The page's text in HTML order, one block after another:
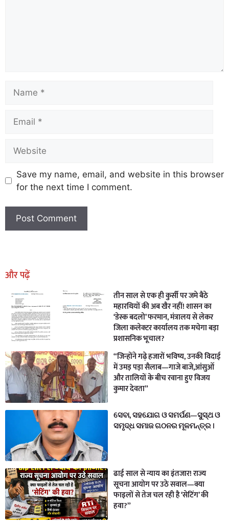
Save my name, email, and website in this browser
for the next time I comment.
और पढ़ें
तीन साल से एक ही कुर्सी पर जमे बैठे
महारथियों की अब खैर नहीं! शासन का
‘डेस्क बदलो’ फरमान, मंत्रालय से लेकर
जिला कलेक्टर कार्यालय तक मचेगा बड़ा
प्रशासनिक भूचाल?
“जिन्होंने गढ़े हजारों भविष्य, उनकी विदाई
में उमड़ पड़ा सैलाब—गाजे बाजे,आंसुओं
और तालियों के बीच रवाना हुए विजय
कुमार देवता”
ସେବା, ସହଯୋଗ ଓ ସମର୍ପଣ—ସୁସ୍ଥ ଓ
ସମୃଦ୍ଧ ସମାଜ ଗଠନର ମୂଳମନ୍ତ୍ର ।
ढाई साल से न्याय का इंतजार! राज्य
सूचना आयोग पर उठे सवाल—क्या
फाइलों से तेज चल रही है ‘सेटिंग’ की
हवा?”